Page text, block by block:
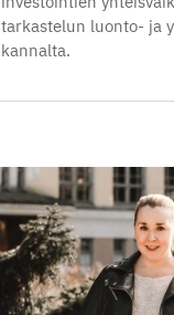
tarkastelun luonto- ja
kannalta.